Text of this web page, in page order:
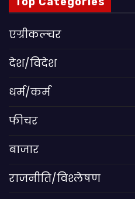
एग्रीकल्चर
देश/विदेश
धर्म/कर्म
फीचर
बाजार
राजनीति/विश्लेषण